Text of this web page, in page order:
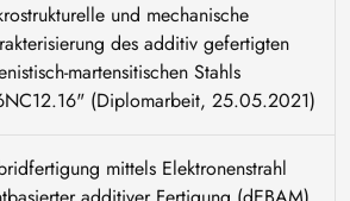
und mechanische
des additiv gefertigten
martensitischen Stahls
(Diplomarbeit, 25.05.2021)
mittels Elektronenstrahl